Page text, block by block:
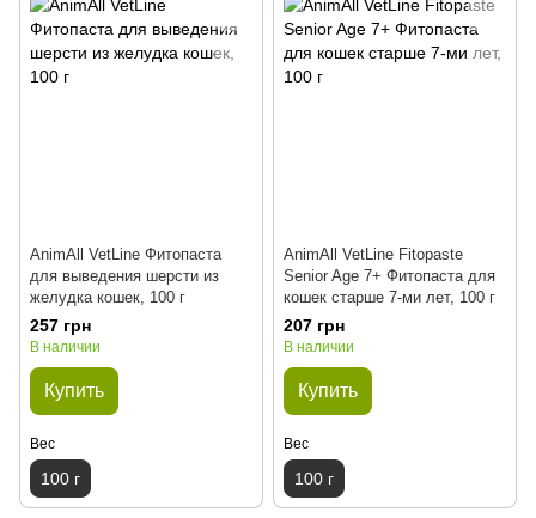
AnimAll VetLine Фитопаста
для выведения шерсти из
желудка кошек, 100 г
257 грн
В наличии
Купить
Вес
100 г
AnimAll VetLine Fitopaste
Senior Age 7+ Фитопаста для
кошек старше 7-ми лет, 100 г
207 грн
В наличии
Купить
Вес
100 г